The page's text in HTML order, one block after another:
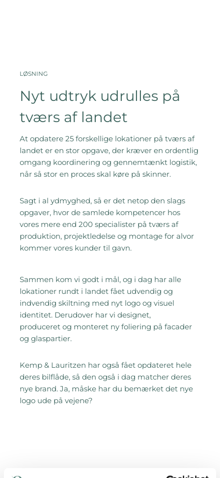
LØSNING
Nyt udtryk udrulles på
tværs af landet
At opdatere 25 forskellige lokationer på tværs af
landet er en stor opgave, der kræver en ordentlig
omgang koordinering og gennemtænkt logistik,
når så stor en proces skal køre på skinner.
Sagt i al ydmyghed, så er det netop den slags
opgaver, hvor de samlede kompetencer hos
vores mere end 200 specialister på tværs af
produktion, projektledelse og montage for alvor
kommer vores kunder til gavn.
Sammen kom vi godt i mål, og i dag har alle
lokationer rundt i landet fået udvendig og
indvendig skiltning med nyt logo og visuel
identitet. Derudover har vi designet,
produceret og monteret ny foliering på facader
og glaspartier.
Kemp & Lauritzen har også fået opdateret hele
deres bilflåde, så den også i dag matcher deres
nye brand. Ja, måske har du bemærket det nye
logo ude på vejene?